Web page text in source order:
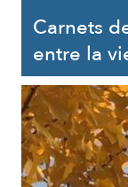
Carnets
entre la